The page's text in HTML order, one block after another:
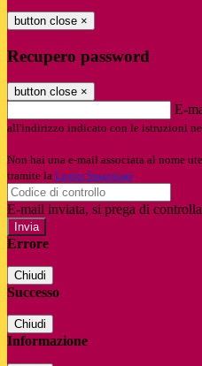
button close ×
Recupero password
button close ×
E-
all'indirizzo indicato con le istruzioni
Non hai una e-mail associata al nome
tramite la Login Spaggiari
E-mail inviata, si prega di
Errore
Chiudi
Successo
Chiudi
Informazione